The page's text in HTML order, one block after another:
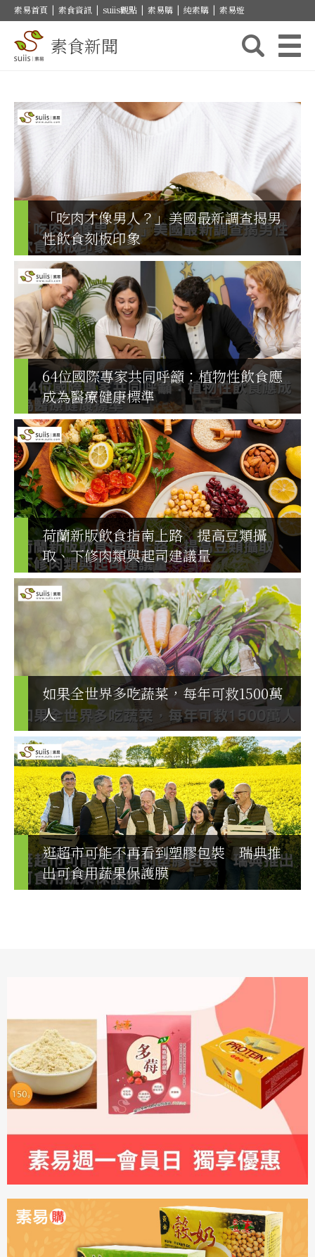
素易首頁 | 素食資訊 | suiis觀點 | 素易購 | 純素購 | 素易遊
素食新聞
「吃肉才像男人？」美國最新調查揭男
性飲食刻板印象
64位國際專家共同呼籲：植物性飲食應
成為醫療健康標準
荷蘭新版飲食指南上路 提高豆類攝
取、下修肉類與起司建議量
如果全世界多吃蔬菜，每年可救1500萬
人
逛超市可能不再看到塑膠包裝 瑞典推
出可食用蔬果保護膜